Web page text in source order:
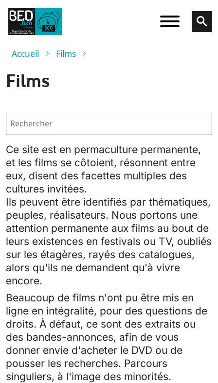
Aller au contenu principal
Fil d'Ariane
Accueil Films
Films
Ce site est en permaculture permanente,
et les films se côtoient, résonnent entre
eux, disent des facettes multiples des
cultures invitées.
Ils peuvent être identifiés par thématiques,
peuples, réalisateurs. Nous portons une
attention permanente aux films au bout de
leurs existences en festivals ou TV, oubliés
sur les étagères, rayés des catalogues,
alors qu'ils ne demandent qu'à vivre
encore.
Beaucoup de films n'ont pu être mis en
ligne en intégralité, pour des questions de
droits. À défaut, ce sont des extraits ou
des bandes-annonces, afin de vous
donner envie d'acheter le DVD ou de
pousser les recherches. Parcours
singuliers, à l'image des minorités.